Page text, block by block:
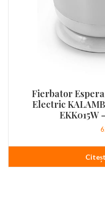
Fierbator
Electric
EKK015W